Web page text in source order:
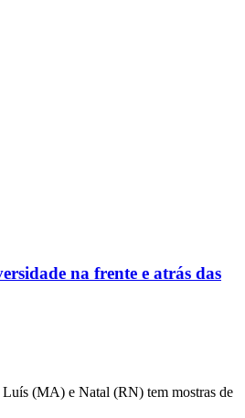
na frente e atrás das
Luís (MA) e Natal (RN) tem mostras de